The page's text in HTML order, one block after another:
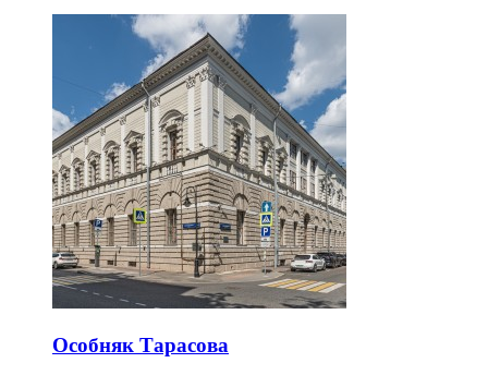
Особняк Тарасова